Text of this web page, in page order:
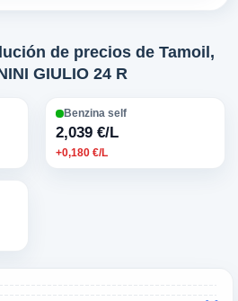
de precios de Tamoil,
GIULIO 24 R
Benzina self
2,039 €/L
+0,180 €/L